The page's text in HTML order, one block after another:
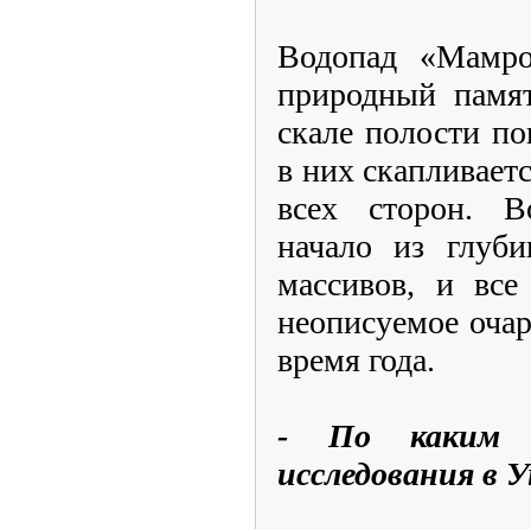
Водопад
природный
скале полости
в них
всех сторон.
начало из
массивов, и все
неописуемое
время года.
- По каким
исследования в